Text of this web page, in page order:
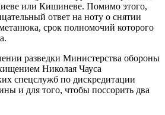
или Кишиневе. Помимо этого,
ответ на ноту о снятии
срок полномочий которого
разведки Министерства обороны
Николая Чауса
спецслужб по дискредитации
и для того, чтобы поссорить два